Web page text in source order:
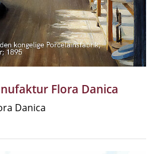
Flora Danica
Danica